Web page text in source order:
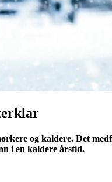
og kaldere. Det
i en kaldere årstid.